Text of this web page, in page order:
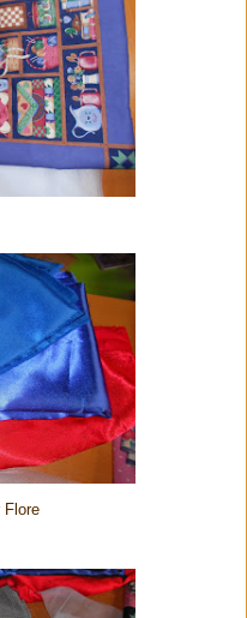
Flore